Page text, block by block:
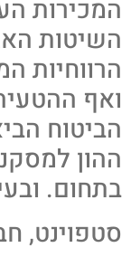
המכירות
השיטות
הרווחיות
ואף
הביטוח
ההון
בתחום.
סטפוינט,